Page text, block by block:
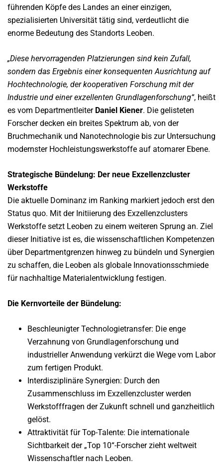
führenden Köpfe des Landes an einer einzigen,
spezialisierten Universität tätig sind, verdeutlicht die
enorme Bedeutung des Standorts Leoben.
„Diese hervorragenden Platzierungen sind kein Zufall,
sondern das Ergebnis einer konsequenten Ausrichtung auf
Hochtechnologie, der kooperativen Forschung mit der
Industrie und einer exzellenten Grundlagenforschung“, heißt
es vom Departmentleiter Daniel Kiener. Die gelisteten
Forscher decken ein breites Spektrum ab, von der
Bruchmechanik und Nanotechnologie bis zur Untersuchung
modernster Hochleistungswerkstoffe auf atomarer Ebene.
Strategische Bündelung: Der neue Exzellenzcluster
Werkstoffe
Die aktuelle Dominanz im Ranking markiert jedoch erst den
Status quo. Mit der Initiierung des Exzellenzclusters
Werkstoffe setzt Leoben zu einem weiteren Sprung an. Ziel
dieser Initiative ist es, die wissenschaftlichen Kompetenzen
über Departmentgrenzen hinweg zu bündeln und Synergien
zu schaffen, die Leoben als globale Innovationsschmiede
für nachhaltige Materialentwicklung festigen.
Die Kernvorteile der Bündelung:
Beschleunigter Technologietransfer: Die enge
Verzahnung von Grundlagenforschung und
industrieller Anwendung verkürzt die Wege vom Labor
zum fertigen Produkt.
Interdisziplinäre Synergien: Durch den
Zusammenschluss im Exzellenzcluster werden
Werkstofffragen der Zukunft schnell und ganzheitlich
gelöst.
Attraktivität für Top-Talente: Die internationale
Sichtbarkeit der „Top 10“-Forscher zieht weltweit
Wissenschaftler nach Leoben.